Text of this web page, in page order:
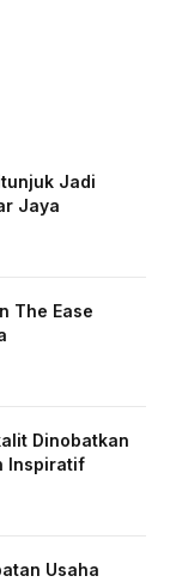
Jadi
Jaya
The Ease
Dinobatkan
Inspiratif
Usaha